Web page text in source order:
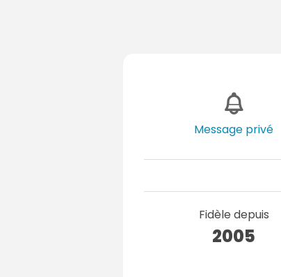
Message privé
Fidèle depuis
2005